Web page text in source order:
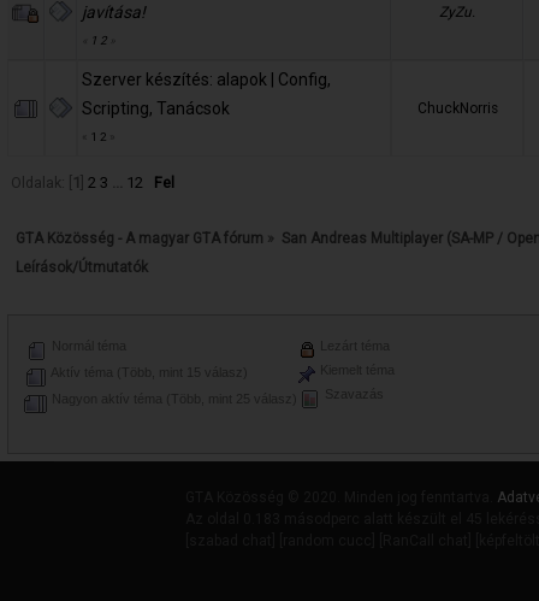
javítása!
1 2
ZyZu.
Szerver készítés: alapok | Config,
Scripting, Tanácsok
1 2
ChuckNorris
Oldalak: [ 1 2 3 12 Fel
GTA Közösség - A magyar GTA fórum » San Andreas Multiplayer (SA-MP /
Leírások/Útmutatók
Normál téma
Aktív téma (Több, mint 15 válasz)
Nagyon aktív téma (Több, mint 25 válasz)
Lezárt téma
Kiemelt téma
Szavazás